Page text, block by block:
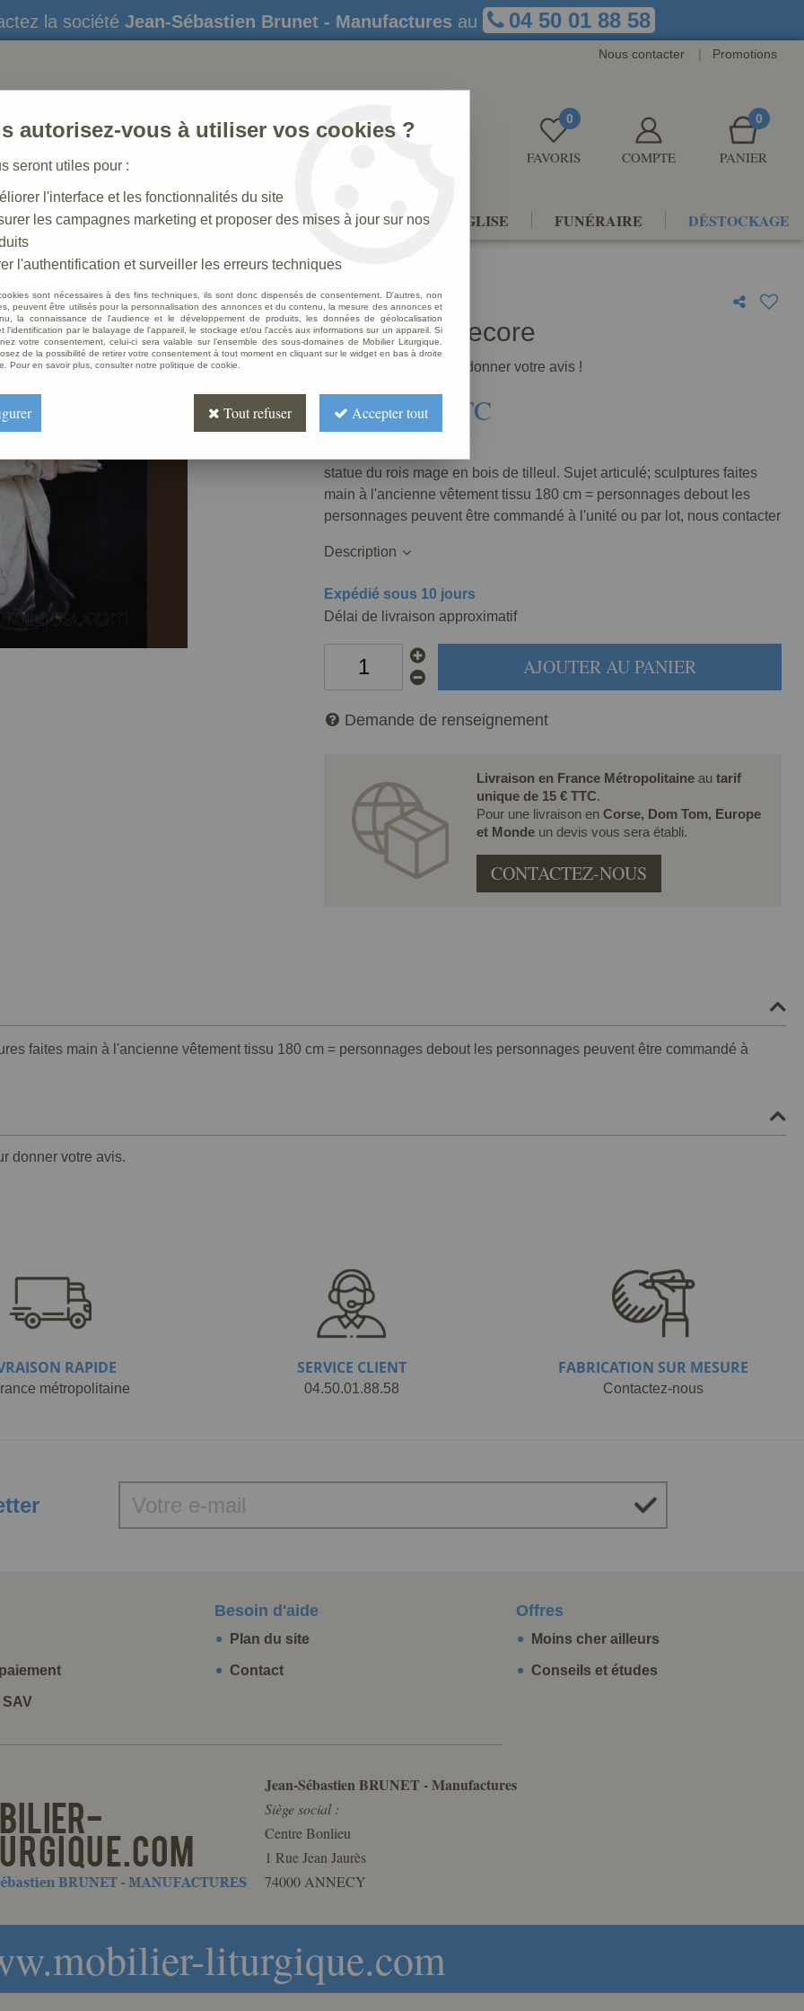
la société Jean-Sébastien Brunet - Manufactures au 04 50 01 88 58
Nous contacter | Promotions
0
FAVORIS COMPTE
0
PANIER
STATUES CRÈCHES DE NOËL AMÉNAGEMENTS D'ÉGLISE FUNÉRAIRE DÉSTOCKAGE
N° 52_180 CM Articulée >Roi Mage Decore
Roi Mage Decore
Soyez le premier à donner votre avis !
2407,02 € TTC
statue du rois mage en bois de tilleul. Sujet articulé; sculptures faites
main à l'ancienne vêtement tissu 180 cm = personnages debout les
personnages peuvent être commandé à l'unité ou par lot, nous contacter
Description
Expédié sous 10 jours
Délai de livraison approximatif
AJOUTER AU PANIER
Demande de renseignement
Livraison en France Métropolitaineau tarif
unique de 15 € TTC.
Pour une livraison en Corse, Dom Tom, Europe
et Monde un devis vous sera établi.
CONTACTEZ-NOUS
faites main à l'ancienne vêtement tissu 180 cm = personnages debout les personnages peuvent être commandé à
donner votre avis.
RAPIDE
métropolitaine
SERVICE CLIENT
04.50.01.88.58
FABRICATION SUR MESURE
Contactez-nous
Besoin d'aide
Plan du site
Contact
Offres
Moins cher ailleurs
Conseils et études
Jean-Sébastien BRUNET - Manufactures
Siège social :
Centre Bonlieu
1 Rue Jean Jaurès
74000 ANNECY
liturgique.com
autorisez-vous à utiliser vos cookies ?
seront utiles pour :
l'interface et les fonctionnalités du site
les campagnes marketing et proposer des mises à jour sur nos
l'authentification et surveiller les erreurs techniques
sont nécessaires à des fins techniques, ils sont donc dispensés de consentement. D'autres, non
peuvent être utilisés pour la personnalisation des annonces et du contenu, la mesure des annonces et
la connaissance de l'audience et le développement de produits, les données de géolocalisation
l'identification par le balayage de l'appareil, le stockage et/ou l'accès aux informations sur un appareil. Si
votre consentement, celui-ci sera valable sur l’ensemble des sous-domaines de Mobilier Liturgique.
de la possibilité de retirer votre consentement à tout moment en cliquant sur le widget en bas à droite
Pour en savoir plus, consulter notre politique de cookie.
Tout refuser Accepter tout